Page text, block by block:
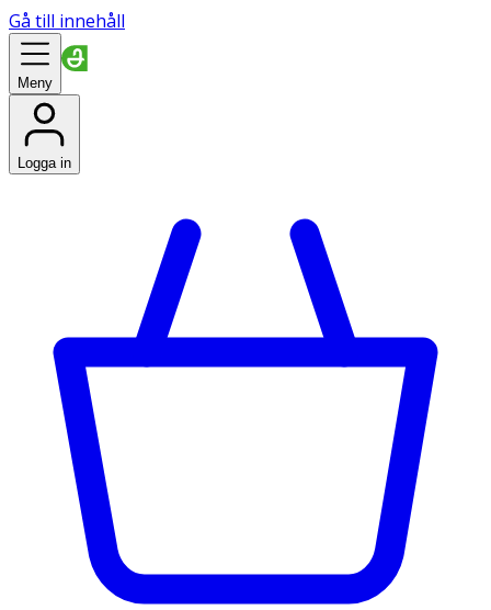
Gå till innehåll
Meny
Logga in